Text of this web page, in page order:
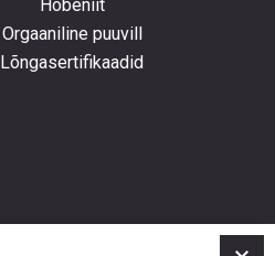
Hõbeniit
Orgaaniline puuvill
Lõngasertifikaadid